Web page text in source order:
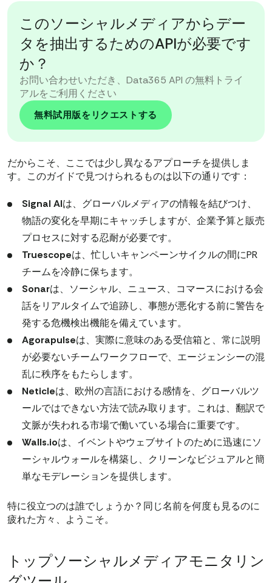
このソーシャルメディアからデー
タを抽出するためのAPIが必要です
か？
お問い合わせいただき、Data365 API の無料トライ
アルをご利用ください
無料試用版をリクエストする
だからこそ、ここでは少し異なるアプローチを提供しま
す。このガイドで見つけられるものは以下の通りです：
Signal AIは、グローバルメディアの情報を結びつけ、
物語の変化を早期にキャッチしますが、企業予算と販売
プロセスに対する忍耐が必要です。
Truescopeは、忙しいキャンペーンサイクルの間にPR
チームを冷静に保ちます。
Sonarは、ソーシャル、ニュース、コマースにおける会
話をリアルタイムで追跡し、事態が悪化する前に警告を
発する危機検出機能を備えています。
Agorapulseは、実際に意味のある受信箱と、常に説明
が必要ないチームワークフローで、エージェンシーの混
乱に秩序をもたらします。
Neticleは、欧州の言語における感情を、グローバルツ
ールではできない方法で読み取ります。これは、翻訳で
文脈が失われる市場で働いている場合に重要です。
Walls.ioは、イベントやウェブサイトのために迅速にソ
ーシャルウォールを構築し、クリーンなビジュアルと簡
単なモデレーションを提供します。
特に役立つのは誰でしょうか？同じ名前を何度も見るのに
疲れた方々、ようこそ。
トップソーシャルメディアモニタリン